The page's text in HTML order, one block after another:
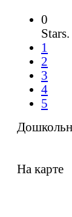
0
Stars.
1
2
3
4
5
На карте